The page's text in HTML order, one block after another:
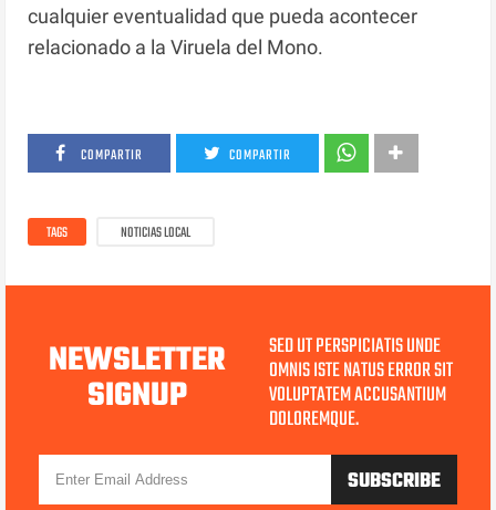
cualquier eventualidad que pueda acontecer
relacionado a la Viruela del Mono.
COMPARTIR COMPARTIR
TAGS NOTICIAS LOCAL
NEWSLETTER
SIGNUP
SED UT PERSPICIATIS UNDE
OMNIS ISTE NATUS ERROR SIT
VOLUPTATEM ACCUSANTIUM
DOLOREMQUE.